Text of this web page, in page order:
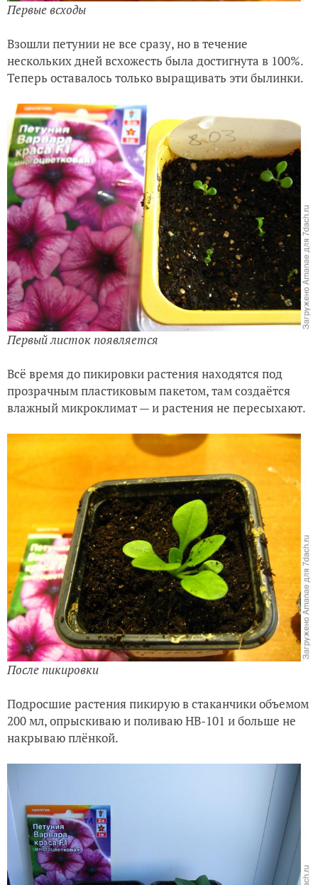
Первые всходы
Взошли петунии не все сразу, но в течение
нескольких дней всхожесть была достигнута в 100%.
Теперь оставалось только выращивать эти былинки.
Первый листок появляется
Всё время до пикировки растения находятся под
прозрачным пластиковым пакетом, там создаётся
влажный микроклимат — и растения не пересыхают.
После пикировки
Подросшие растения пикирую в стаканчики объемом
200 мл, опрыскиваю и поливаю НВ-101 и больше не
накрываю плёнкой.